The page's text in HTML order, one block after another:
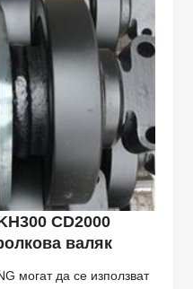
CD2000
валяк
могат да се използват